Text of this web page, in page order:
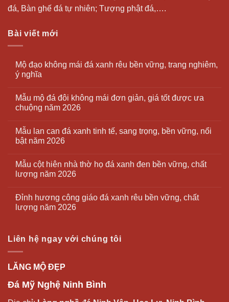
đá, Bàn ghế đá tự nhiên; Tượng phật đá,….
Bài viết mới
Mộ đạo không mái đá xanh rêu bền vững, trang nghiêm,
ý nghĩa
Mẫu mộ đá đôi không mái đơn giản, giá tốt được ưa
chuộng năm 2026
Mẫu lan can đá xanh tinh tế, sang trọng, bền vững, nổi
bật năm 2026
Mẫu cột hiên nhà thờ họ đá xanh đen bền vững, chất
lượng năm 2026
Đỉnh hương công giáo đá xanh rêu bền vững, chất
lượng năm 2026
Liên hệ ngay với chúng tôi
LĂNG MỘ ĐẸP
Đá Mỹ Nghệ Ninh Bình